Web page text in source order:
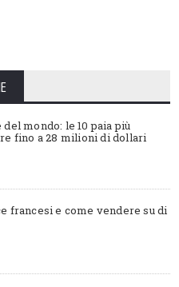
mondo: le 10 paia più
fino a 28 milioni di dollari
francesi e come vendere su di